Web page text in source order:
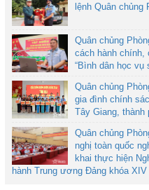
lệnh Quân chủng
Quân chủng
cách hành chính,
“Bình dân học vụ
Quân chủng
gia đình chính
Tây Giang, thành
Quân chủng
nghị toàn quốc
khai thực hiện
hành Trung ương Đảng khóa XIV